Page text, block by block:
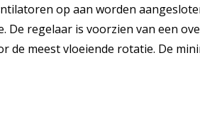
op aan worden
De regelaar is voorzien van een
de meest vloeiende rotatie. De